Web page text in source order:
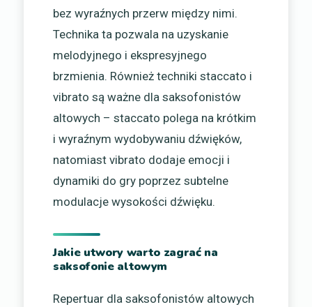
bez wyraźnych przerw między nimi.
Technika ta pozwala na uzyskanie
melodyjnego i ekspresyjnego
brzmienia. Również techniki staccato i
vibrato są ważne dla saksofonistów
altowych – staccato polega na krótkim
i wyraźnym wydobywaniu dźwięków,
natomiast vibrato dodaje emocji i
dynamiki do gry poprzez subtelne
modulacje wysokości dźwięku.
Jakie utwory warto zagrać na
saksofonie altowym
Repertuar dla saksofonistów altowych